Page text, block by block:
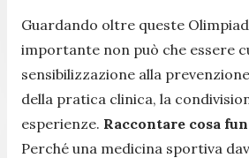
Guardando oltre queste
importante non può che essere
sensibilizzazione alla
della pratica clinica, la
esperienze. Raccontare cosa
Perché una medicina sportiva